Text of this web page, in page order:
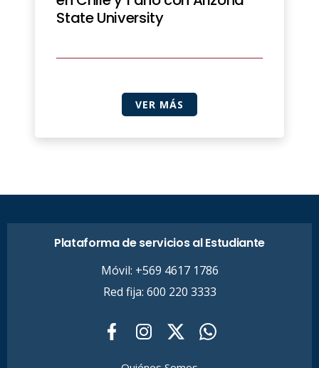
State University
VER MÁS